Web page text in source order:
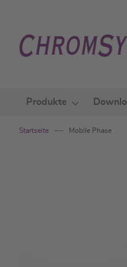
springen
Produkte
Startseite Mobile Phase